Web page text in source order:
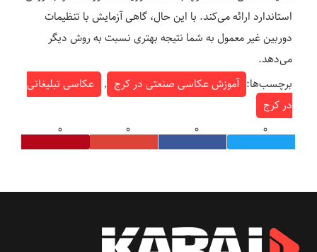
استاندارد ارائه می‌کند. با این حال، گاهی آزمایش با تنظیمات
دوربین غیر معمول به شما نتیجه بهتری نسبت به روش دیگر
می‌دهد.
برچسب‌ها: آموزش عکاسی صنعتی در کرج , عکاسی تبلیغاتی
در کرج